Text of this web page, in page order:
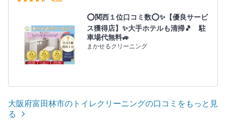
⭕関西１位口コミ数⭕✨【優良サービ
ス獲得店】✨大手ホテルも清掃🎵 駐
車場代無料🚙
まかせるクリーニング
大阪府富田林市のトイレクリーニングの口コミをもっと見
る